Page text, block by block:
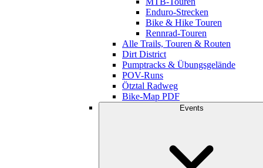
Enduro-Strecken
Bike & Hike Touren
Rennrad-Touren
Alle Trails, Touren & Routen
Dirt District
Pumptracks & Übungsgelände
POV-Runs
Ötztal Radweg
Bike-Map PDF
Events